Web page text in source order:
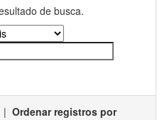
de busca.
| Ordenar registros por